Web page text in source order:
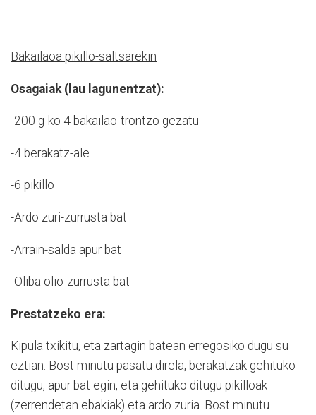
Bakailaoa pikillo-saltsarekin
Osagaiak (lau lagunentzat):
-200 g-ko 4 bakailao-trontzo gezatu
-4 berakatz-ale
-6 pikillo
-Ardo zuri-zurrusta bat
-Arrain-salda apur bat
-Oliba olio-zurrusta bat
Prestatzeko era:
Kipula txikitu, eta zartagin batean erregosiko dugu su
eztian. Bost minutu pasatu direla, berakatzak gehituko
ditugu, apur bat egin, eta gehituko ditugu pikilloak
(zerrendetan ebakiak) eta ardo zuria. Bost minutu